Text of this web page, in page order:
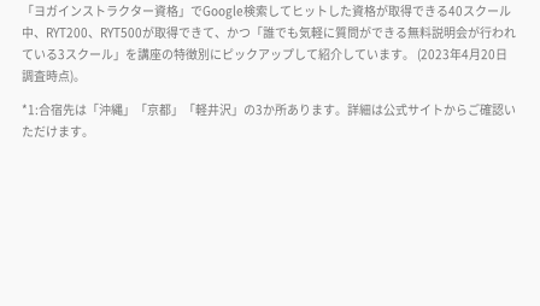
「ヨガインストラクター資格」でGoogle検索してヒットした資格が取得できる40スクール
中、RYT200、RYT500が取得できて、かつ「誰でも気軽に質問ができる無料説明会が行われ
ている3スクール」を講座の特徴別にピックアップして紹介しています。 (2023年4月20日
調査時点)。
*1:合宿先は「沖縄」「京都」「軽井沢」の3か所あります。詳細は公式サイトからご確認い
ただけます。